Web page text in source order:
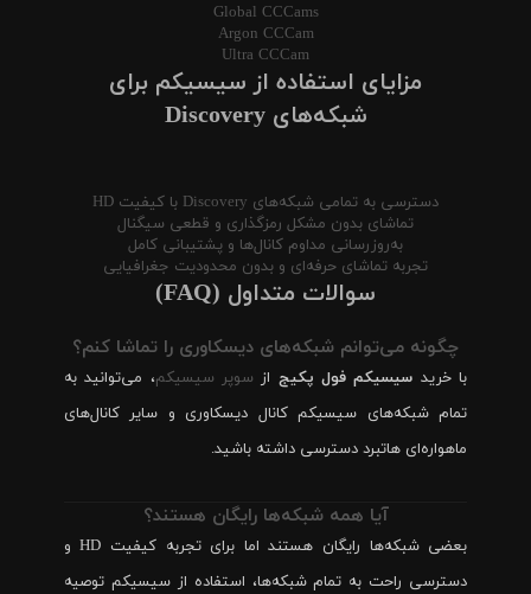
Global CCCams
Argon CCCam
Ultra CCCam
مزایای استفاده از سیسیکم برای
شبکه‌های Discovery
دسترسی به تمامی شبکه‌های Discovery با کیفیت HD
تماشای بدون مشکل رمزگذاری و قطعی سیگنال
به‌روزرسانی مداوم کانال‌ها و پشتیبانی کامل
تجربه تماشای حرفه‌ای و بدون محدودیت جغرافیایی
سوالات متداول (FAQ)
چگونه می‌توانم شبکه‌های دیسکاوری را تماشا کنم؟
با خرید سیسیکم فول پکیج از سوپر سیسیکم، می‌توانید به
تمام شبکه‌های سیسیکم کانال دیسکاوری و سایر کانال‌های
ماهواره‌ای هاتبرد دسترسی داشته باشید.
آیا همه شبکه‌ها رایگان هستند؟
بعضی شبکه‌ها رایگان هستند اما برای تجربه کیفیت HD و
دسترسی راحت به تمام شبکه‌ها، استفاده از سیسیکم توصیه